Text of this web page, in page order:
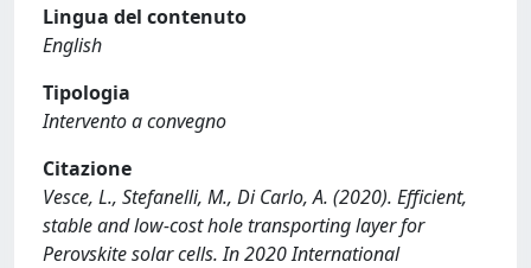
Lingua del contenuto
English
Tipologia
Intervento a convegno
Citazione
Vesce, L., Stefanelli, M., Di Carlo, A. (2020). Efficient,
stable and low-cost hole transporting layer for
Perovskite solar cells. In 2020 International